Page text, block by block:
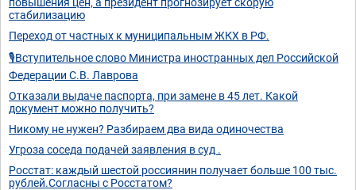
стабилизацию
Переход от частных к муниципальным ЖКХ в РФ.
🎙️Вступительное слово Министра иностранных дел Российской
Федерации С.В. Лаврова
Отказали выдаче паспорта, при замене в 45 лет. Какой
документ можно получить?
Никому не нужен? Разбираем два вида одиночества
Угроза соседа подачей заявления в суд .
Росстат: каждый шестой россиянин получает больше 100 тыс.
рублей.Согласны с Росстатом?